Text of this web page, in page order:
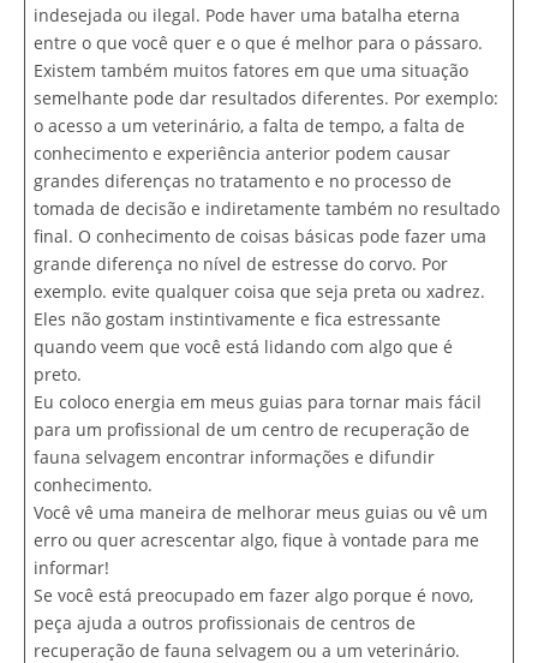
indesejada ou ilegal. Pode haver uma batalha eterna
entre o que você quer e o que é melhor para o pássaro.
Existem também muitos fatores em que uma situação
semelhante pode dar resultados diferentes. Por exemplo:
o acesso a um veterinário, a falta de tempo, a falta de
conhecimento e experiência anterior podem causar
grandes diferenças no tratamento e no processo de
tomada de decisão e indiretamente também no resultado
final. O conhecimento de coisas básicas pode fazer uma
grande diferença no nível de estresse do corvo. Por
exemplo. evite qualquer coisa que seja preta ou xadrez.
Eles não gostam instintivamente e fica estressante
quando veem que você está lidando com algo que é
preto.
Eu coloco energia em meus guias para tornar mais fácil
para um profissional de um centro de recuperação de
fauna selvagem encontrar informações e difundir
conhecimento.
Você vê uma maneira de melhorar meus guias ou vê um
erro ou quer acrescentar algo, fique à vontade para me
informar!
Se você está preocupado em fazer algo porque é novo,
peça ajuda a outros profissionais de centros de
recuperação de fauna selvagem ou a um veterinário.